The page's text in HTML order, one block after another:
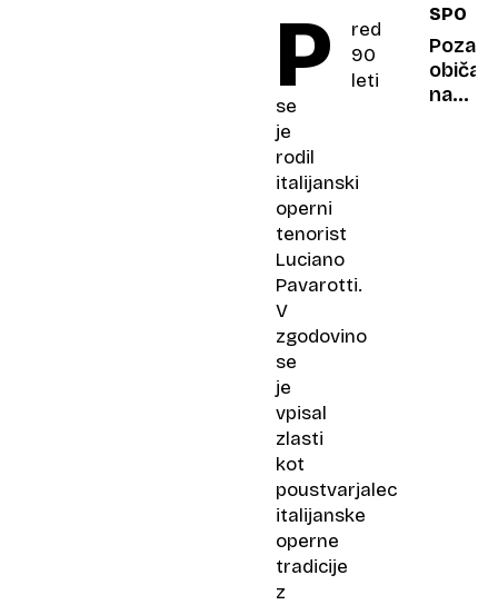
P
red
90
leti
se
je
rodil
italijanski
operni
tenorist
Luciano
Pavarotti.
V
zgodovino
se
je
vpisal
zlasti
kot
poustvarjalec
italijanske
operne
tradicije
z
vse
bolj
običaji
naših